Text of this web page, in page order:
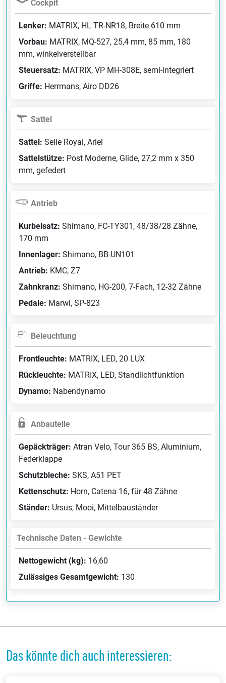
Cockpit
Lenker: MATRIX, HL TR-NR18, Breite 610 mm
Vorbau: MATRIX, MQ-527, 25,4 mm, 85 mm, 180
mm, winkelverstellbar
Steuersatz: MATRIX, VP MH-308E, semi-integriert
Griffe: Herrmans, Airo DD26
Sattel
Sattel: Selle Royal, Ariel
Sattelstütze: Post Moderne, Glide, 27,2 mm x 350
mm, gefedert
Antrieb
Kurbelsatz: Shimano, FC-TY301, 48/38/28 Zähne,
170 mm
Innenlager: Shimano, BB-UN101
Antrieb: KMC, Z7
Zahnkranz: Shimano, HG-200, 7-Fach, 12-32 Zähne
Pedale: Marwi, SP-823
Beleuchtung
Frontleuchte: MATRIX, LED, 20 LUX
Rückleuchte: MATRIX, LED, Standlichtfunktion
Dynamo: Nabendynamo
Anbauteile
Gepäckträger: Atran Velo, Tour 365 BS, Aluminium,
Federklappe
Schutzbleche: SKS, A51 PET
Kettenschutz: Horn, Catena 16, für 48 Zähne
Ständer: Ursus, Mooi, Mittelbauständer
Technische Daten - Gewichte
Nettogewicht (kg): 16,60
Zulässiges Gesamtgewicht: 130
Das könnte dich auch interessieren: